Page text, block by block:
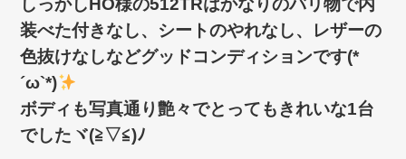
しっかしHO様の512TRはかなりのバリ物で内
装べた付きなし、シートのやれなし、レザーの
色抜けなしなどグッドコンディションです(*
´ω`*)
ボディも写真通り艶々でとってもきれいな1台
でしたヾ(≧▽≦)ﾉ